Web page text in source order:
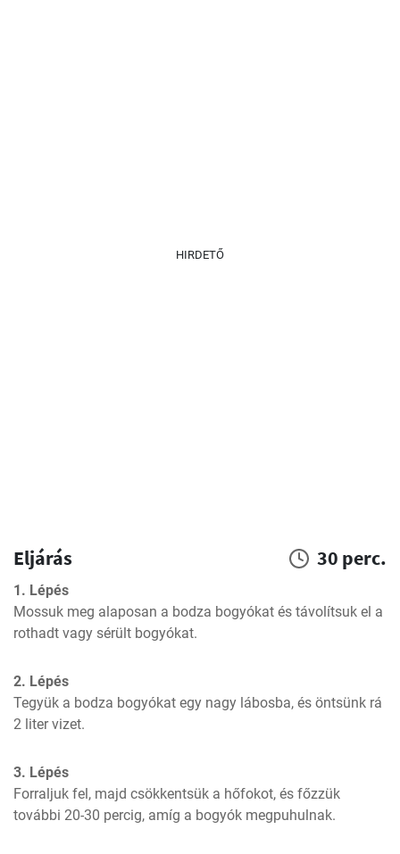
HIRDETŐ
Eljárás 30 perc.
1. Lépés
Mossuk meg alaposan a bodza bogyókat és távolítsuk el a
rothadt vagy sérült bogyókat.
2. Lépés
Tegyük a bodza bogyókat egy nagy lábosba, és öntsünk rá
2 liter vizet.
3. Lépés
Forraljuk fel, majd csökkentsük a hőfokot, és főzzük
további 20-30 percig, amíg a bogyók megpuhulnak.